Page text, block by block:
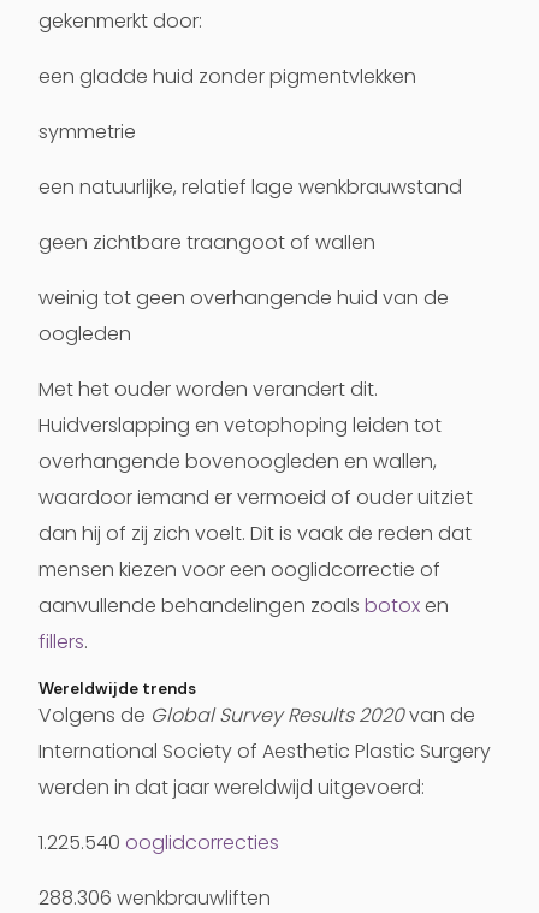
gekenmerkt door:
een gladde huid zonder pigmentvlekken
symmetrie
een natuurlijke, relatief lage wenkbrauwstand
geen zichtbare traangoot of wallen
weinig tot geen overhangende huid van de
oogleden
Met het ouder worden verandert dit.
Huidverslapping en vetophoping leiden tot
overhangende bovenoogleden en wallen,
waardoor iemand er vermoeid of ouder uitziet
dan hij of zij zich voelt. Dit is vaak de reden dat
mensen kiezen voor een ooglidcorrectie of
aanvullende behandelingen zoals botoxen
fillers.
Wereldwijde trends
Volgens de Global Survey Results 2020van de
International Society of Aesthetic Plastic Surgery
werden in dat jaar wereldwijd uitgevoerd:
1.225.540 ooglidcorrecties
288.306 wenkbrauwliften